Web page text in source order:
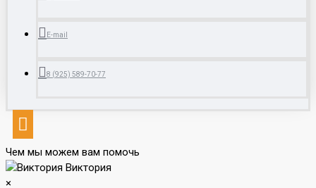
E-mail
8 (925) 589-70-77
Чем мы можем вам помочь
Виктория
×